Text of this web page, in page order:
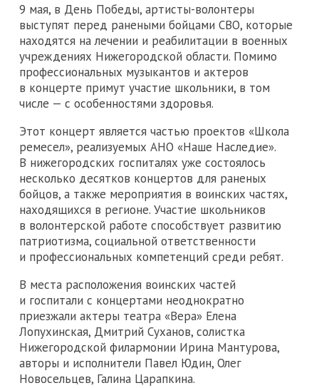
9 мая, в День Победы, артисты-волонтеры
выступят перед ранеными бойцами СВО, которые
находятся на лечении и реабилитации в военных
учреждениях Нижегородской области. Помимо
профессиональных музыкантов и актеров
в концерте примут участие школьники, в том
числе — с особенностями здоровья.
Этот концерт является частью проектов «Школа
ремесел», реализуемых АНО «Наше Наследие».
В нижегородских госпиталях уже состоялось
несколько десятков концертов для раненых
бойцов, а также мероприятия в воинских частях,
находящихся в регионе. Участие школьников
в волонтерской работе способствует развитию
патриотизма, социальной ответственности
и профессиональных компетенций среди ребят.
В места расположения воинских частей
и госпитали с концертами неоднократно
приезжали актеры театра «Вера» Елена
Лопухинская, Дмитрий Суханов, солистка
Нижегородской филармонии Ирина Мантурова,
авторы и исполнители Павел Юдин, Олег
Новосельцев, Галина Царапкина.